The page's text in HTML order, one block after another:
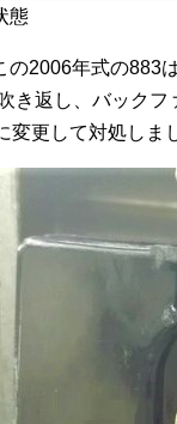
態
の2006年式の883
き返し、バック
変更して対処しま